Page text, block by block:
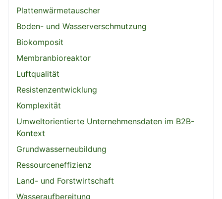
Plattenwärmetauscher
Boden- und Wasserverschmutzung
Biokomposit
Membranbioreaktor
Luftqualität
Resistenzentwicklung
Komplexität
Umweltorientierte Unternehmensdaten im B2B-
Kontext
Grundwasserneubildung
Ressourceneffizienz
Land- und Forstwirtschaft
Wasseraufbereitung